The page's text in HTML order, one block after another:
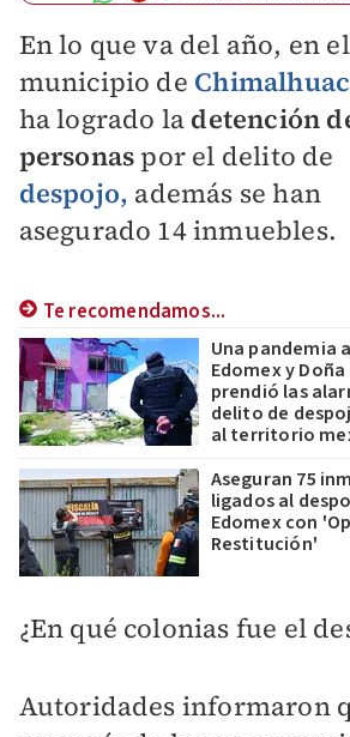
En lo que va del año, en el
municipio de
ha logrado la detención
personas por el delito de
despojo, además se han
asegurado 14 inmuebles.
Te recomendamos...
Una pandemia
Edomex y
prendió las
delito de
al territorio
Aseguran 75
ligados al
Edomex con
Restitución'
¿En qué colonias fue el
Autoridades informaron